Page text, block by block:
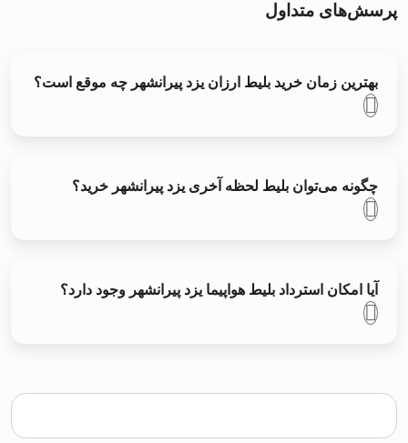
پرسش‌های متداول
بهترین زمان خرید بلیط ارزان یزد پیرانشهر چه موقع است؟
چگونه می‌توان بلیط لحظه آخری یزد پیرانشهر خرید؟
آیا امکان استرداد بلیط هواپیما یزد پیرانشهر وجود دارد؟